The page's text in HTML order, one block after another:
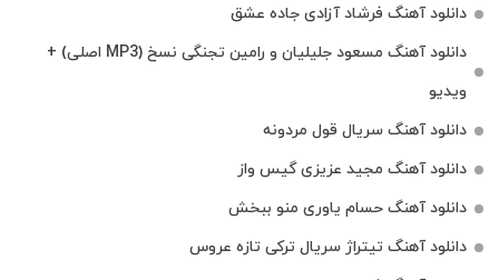
دانلود آهنگ فرشاد آزادی جاده عشق
دانلود آهنگ مسعود جلیلیان و رامین تجنگی نسخ (MP3 اصلی) +
ویدیو
دانلود آهنگ سریال قول مردونه
دانلود آهنگ مجید عزیزی گیس واز
دانلود آهنگ حسام یاوری منو ببخش
دانلود آهنگ تیتراژ سریال ترکی تازه عروس